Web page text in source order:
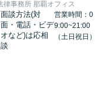
律事務所 那覇オフィス
面談方法(対
面・電話・ビデ
オなど)は応相
談
営業時間：0
9:00~21:00
（土日祝日）